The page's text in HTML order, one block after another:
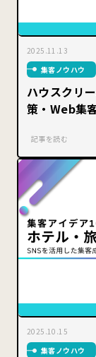
2025.11.13
集客ノウハウ
ハウスクリ
策・Web集
記事を読む
2025.10.15
集客ノウハウ